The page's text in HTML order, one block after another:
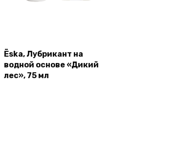
Ёska, Лубрикант на
водной основе «Дикий
лес», 75 мл